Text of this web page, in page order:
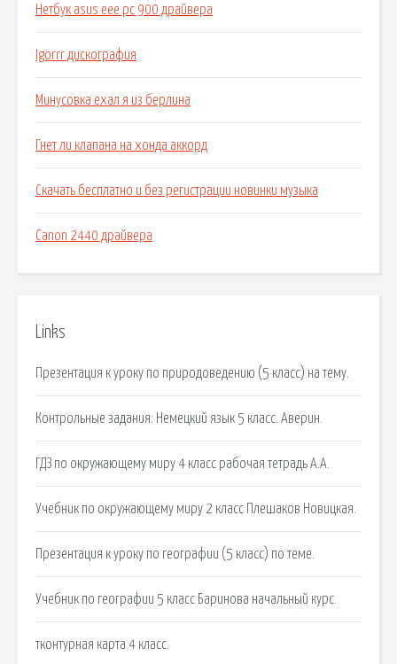
Нетбук asus eee pc 900 драйвера
Igorrr дискография
Минусовка ехал я из берлина
Гнет ли клапана на хонда аккорд
Скачать бесплатно и без регистрации новинки музыка
Canon 2440 драйвера
Links
Презентация к уроку по природоведению (5 класс) на тему.
Контрольные задания: Немецкий язык 5 класс. Аверин.
ГДЗ по окружающему миру 4 класс рабочая тетрадь А.А.
Учебник по окружающему миру 2 класс Плешаков Новицкая.
Презентация к уроку по географии (5 класс) по теме.
Учебник по географии 5 класс Баринова начальный курс.
тконтурная карта 4 класс.